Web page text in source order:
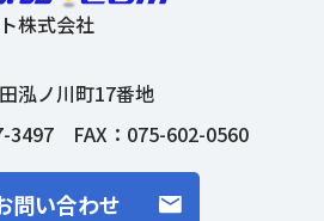
株式会社
泓ノ川町17番地
3497FAX：075-602-0560
問い合わせ